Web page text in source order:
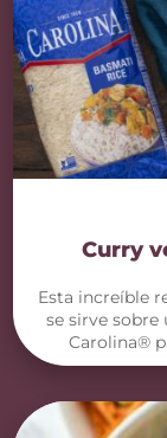
Curry
Esta increíble
se sirve
Carolina®